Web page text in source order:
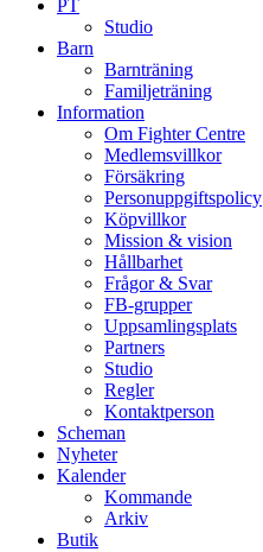
PT
Studio
Barn
Barnträning
Familjeträning
Information
Om Fighter Centre
Medlemsvillkor
Försäkring
Personuppgiftspolicy
Köpvillkor
Mission & vision
Hållbarhet
Frågor & Svar
FB-grupper
Uppsamlingsplats
Partners
Studio
Regler
Kontaktperson
Scheman
Nyheter
Kalender
Kommande
Arkiv
Butik